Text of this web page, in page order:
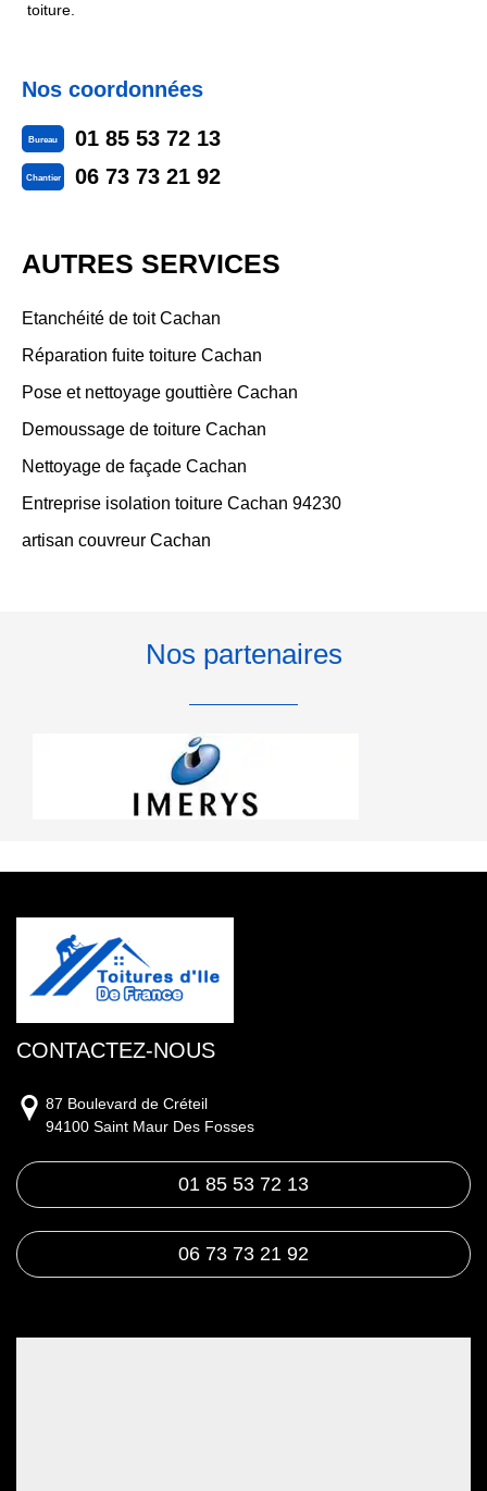
toiture.
Nos coordonnées
Bureau 01 85 53 72 13
Chantier 06 73 73 21 92
AUTRES SERVICES
Etanchéité de toit Cachan
Réparation fuite toiture Cachan
Pose et nettoyage gouttière Cachan
Demoussage de toiture Cachan
Nettoyage de façade Cachan
Entreprise isolation toiture Cachan 94230
artisan couvreur Cachan
Nos partenaires
CONTACTEZ-NOUS
87 Boulevard de Créteil
94100 Saint Maur Des Fosses
01 85 53 72 13
06 73 73 21 92